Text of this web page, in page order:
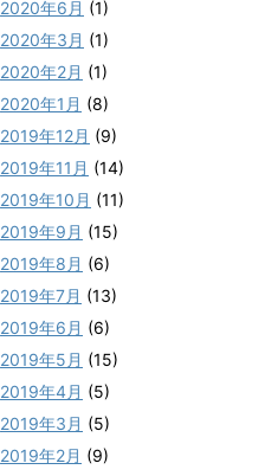
2020年6月 (1)
2020年3月 (1)
2020年2月 (1)
2020年1月 (8)
2019年12月 (9)
2019年11月 (14)
2019年10月 (11)
2019年9月 (15)
2019年8月 (6)
2019年7月 (13)
2019年6月 (6)
2019年5月 (15)
2019年4月 (5)
2019年3月 (5)
2019年2月 (9)